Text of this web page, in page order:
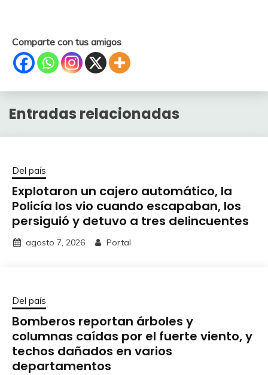
Comparte con tus amigos
Entradas relacionadas
Del país
Explotaron un cajero automático, la
Policía los vio cuando escapaban, los
persiguió y detuvo a tres delincuentes
agosto 7, 2026 Portal
Del país
Bomberos reportan árboles y
columnas caídas por el fuerte viento, y
techos dañados en varios
departamentos